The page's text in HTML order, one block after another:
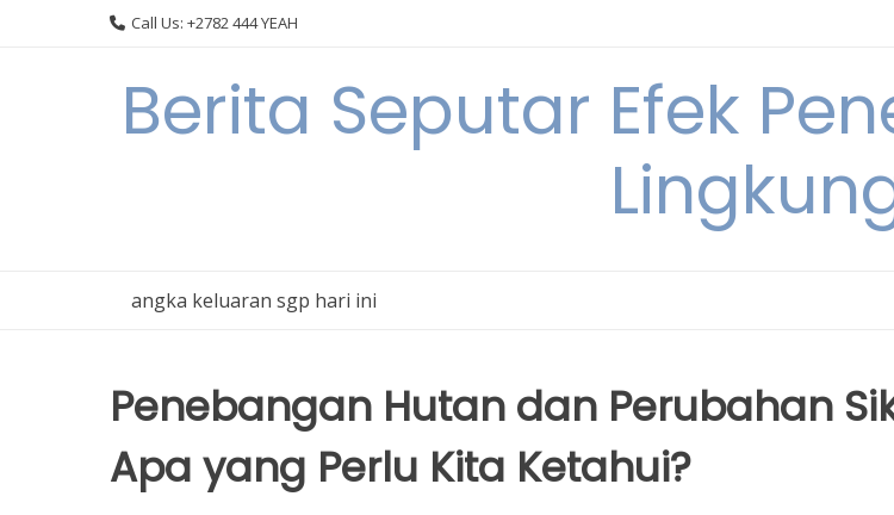
Call Us: +2782 444 YEAH
Berita Seputar Efek
angka keluaran sgp hari ini
Penebangan Hutan dan Perubahan
Apa yang Perlu Kita Ketahui?